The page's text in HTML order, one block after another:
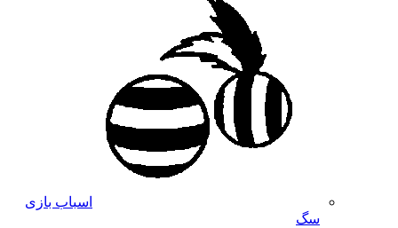
اسباب بازی
سگ